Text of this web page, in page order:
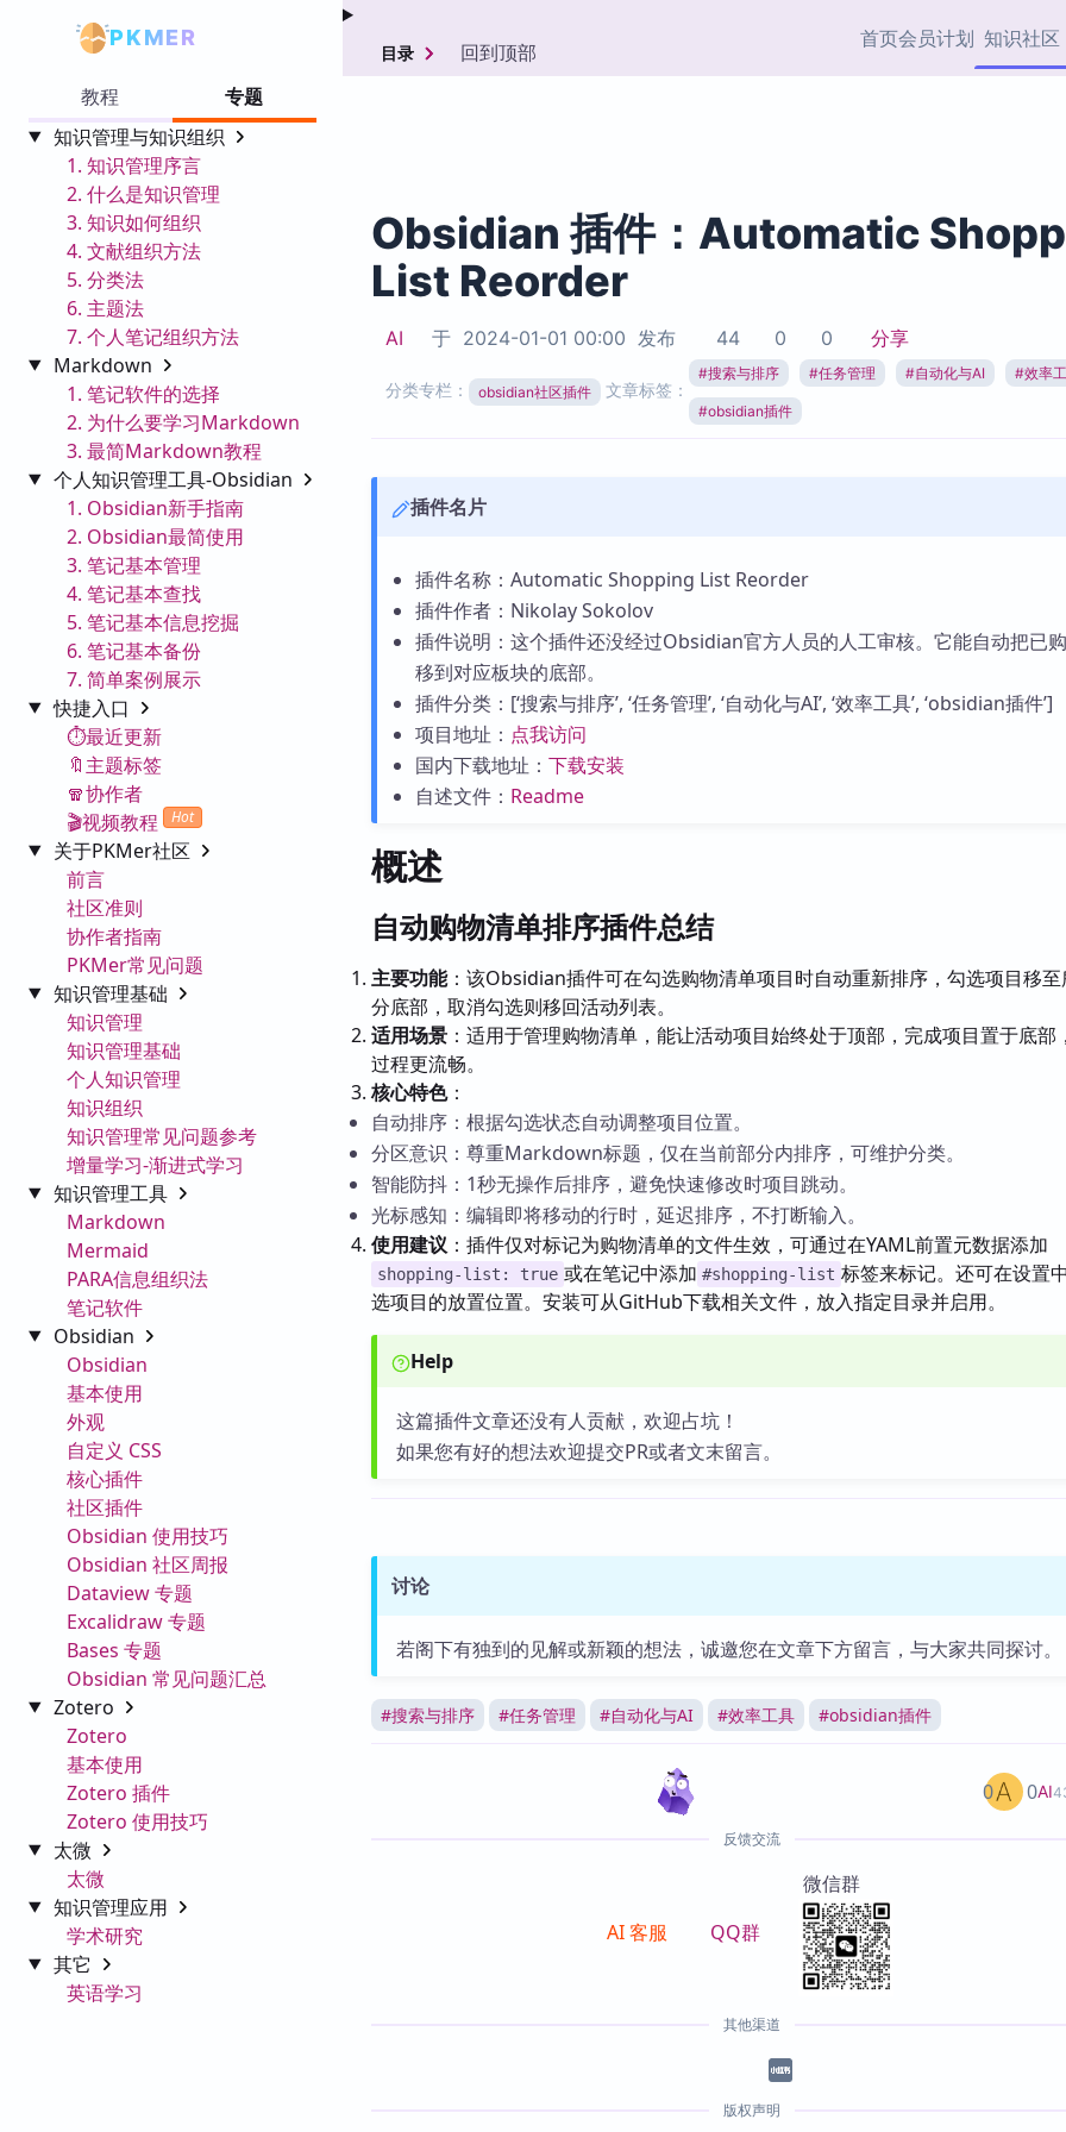
PKMER 首页会员计划 知识社区
协作者
Zotero 专题
Obsidian 专题
Zotero 插件
Zotero 插件资源与加速
挂
教程
专题
知识管理与知识组织
1. 知识管理序言
2. 什么是知识管理
3. 知识如何组织
4. 文献组织方法
5. 分类法
6. 主题法
7. 个人笔记组织方法
Markdown
1. 笔记软件的选择
2. 为什么要学习Markdown
3. 最简Markdown教程
个人知识管理工具-Obsidian
1. Obsidian新手指南
2. Obsidian最简使用
3. 笔记基本管理
4. 笔记基本查找
5. 笔记基本信息挖掘
6. 笔记基本备份
7. 简单案例展示
快捷入口
⏱️最近更新
🔖主题标签
🧣协作者
🎬视频教程
Hot
关于PKMer社区
前言
社区准则
协作者指南
PKMer常见问题
知识管理基础
知识管理
知识管理基础
个人知识管理
知识组织
知识管理常见问题参考
增量学习-渐进式学习
知识管理工具
Markdown
Mermaid
PARA信息组织法
笔记软件
Obsidian
Obsidian
基本使用
外观
自定义 CSS
核心插件
社区插件
Obsidian 使用技巧
Obsidian 社区周报
Dataview 专题
Excalidraw 专题
Bases 专题
Obsidian 常见问题汇总
Zotero
Zotero
基本使用
Zotero 插件
Zotero 使用技巧
太微
太微
知识管理应用
学术研究
其它
英语学习
目录 回到顶部
Obsidian 插件：Automatic
List Reorder
AI 于 2024-01-01 00:00 发布 44 0 0 分享
分类专栏： obsidian社区插件 文章标签：
#搜索与排序 #任务管理 #自动化与AI #效率
#obsidian插件
插件名片
插件名称：Automatic Shopping List Reorder
插件作者：Nikolay Sokolov
插件说明：这个插件还没经过Obsidian官方人员的人工审核。它能自动把已
移到对应板块的底部。
插件分类：[‘搜索与排序’, ‘任务管理’, ‘自动化与AI’, ‘效率工具’, ‘obsidian插件’]
项目地址： 点我访问
国内下载地址： 下载安装
自述文件： Readme
概述
自动购物清单排序插件总结
主要功能：该Obsidian插件可在勾选购物清单项目时自动重新排序，勾选项目移
分底部，取消勾选则移回活动列表。
适用场景 ：适用于管理购物清单，能让活动项目始终处于顶部，完成项目置于底部
过程更流畅。
核心特色：
自动排序：根据勾选状态自动调整项目位置。
分区意识：尊重Markdown标题，仅在当前部分内排序，可维护分类。
智能防抖：1秒无操作后排序，避免快速修改时项目跳动。
光标感知：编辑即将移动的行时，延迟排序，不打断输入。
使用建议 ：插件仅对标记为购物清单的文件生效，可通过在YAML前置元数据添加
shopping-list: true 或在笔记中添加 #shopping-list 标签来标记。还可在设置
选项目的放置位置。安装可从GitHub下载相关文件，放入指定目录并启用。
Help
这篇插件文章还没有人贡献，欢迎占坑！
如果您有好的想法欢迎提交PR或者文末留言。
讨论
若阁下有独到的见解或新颖的想法，诚邀您在文章下方留言，与大家共同探讨。
#搜索与排序 #任务管理 #自动化与AI #效率工具 #obsidian插件
AI
0 0
反馈交流
AI 客服 QQ群
微信群
其他渠道
版权声明